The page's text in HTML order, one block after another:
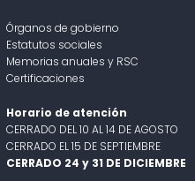
Órganos de gobierno
Estatutos sociales
Memorias anuales y RSC
Certificaciones
Horario de atención
CERRADO DEL 10 AL 14 DE AGOSTO
CERRADO EL 15 DE SEPTIEMBRE
CERRADO 24 y 31 DE DICIEMBRE